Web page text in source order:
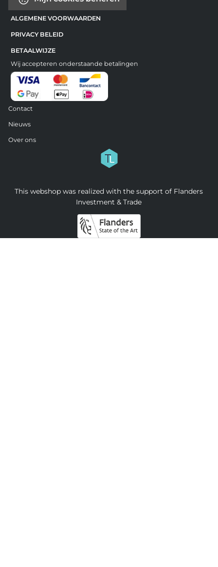
ALGEMENE VOORWAARDEN
PRIVACY BELEID
BETAALWIJZE
Wij accepteren onderstaande betalingen
Contact
Nieuws
Over ons
This webshop was realized with the support of Flanders
Investment & Trade